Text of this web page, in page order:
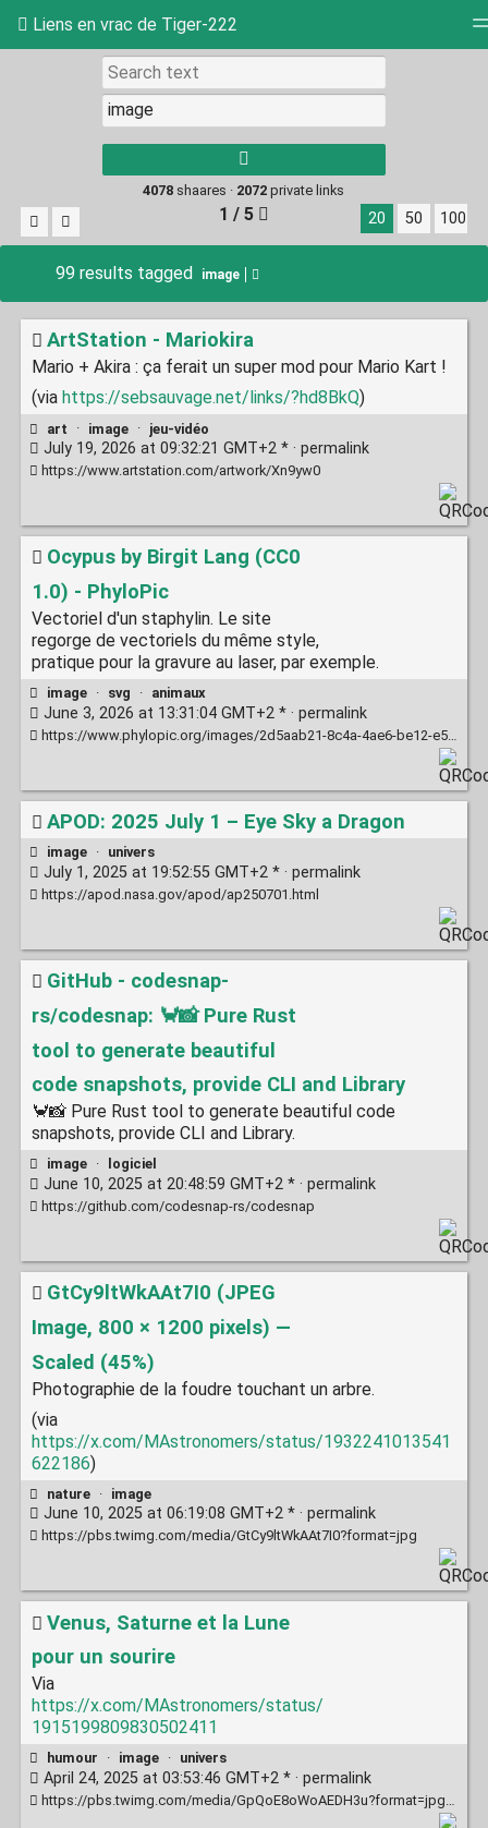
Liens en vrac de Tiger-222
Picture wall
4078 shaares · 2072 private links
1 / 5 20 50 100
99 results tagged image
ArtStation - Mariokira
Mario + Akira : ça ferait un super mod pour Mario Kart !
(via https://sebsauvage.net/links/?hd8BkQ)
art · image · jeu-vidéo
July 19, 2026 at 09:32:21 GMT+2 * · permalink
https://www.artstation.com/artwork/Xn9yw0
Ocypus by Birgit Lang (CC0
1.0) - PhyloPic
Vectoriel d'un staphylin. Le site
regorge de vectoriels du même style,
pratique pour la gravure au laser, par exemple.
image · svg · animaux
June 3, 2026 at 13:31:04 GMT+2 * · permalink
https://www.phylopic.org/images/2d5aab21-8c4a-4ae6-be12-e574ef21448b/ocypus
APOD: 2025 July 1 – Eye Sky a Dragon
image · univers
July 1, 2025 at 19:52:55 GMT+2 * · permalink
https://apod.nasa.gov/apod/ap250701.html
GitHub - codesnap-
rs/codesnap: 🦀️📸 Pure Rust
tool to generate beautiful
code snapshots, provide CLI and Library
🦀️📸 Pure Rust tool to generate beautiful code
snapshots, provide CLI and Library.
image · logiciel
June 10, 2025 at 20:48:59 GMT+2 * · permalink
https://github.com/codesnap-rs/codesnap
GtCy9ltWkAAt7I0 (JPEG
Image, 800 × 1200 pixels) —
Scaled (45%)
Photographie de la foudre touchant un arbre.
(via
https://x.com/MAstronomers/status/1932241013541
622186)
nature · image
June 10, 2025 at 06:19:08 GMT+2 * · permalink
https://pbs.twimg.com/media/GtCy9ltWkAAt7I0?format=jpg
Venus, Saturne et la Lune
pour un sourire
Via
https://x.com/MAstronomers/status/
1915199809830502411
humour · image · univers
April 24, 2025 at 03:53:46 GMT+2 * · permalink
https://pbs.twimg.com/media/GpQoE8oWoAEDH3u?format=jpg&name=large